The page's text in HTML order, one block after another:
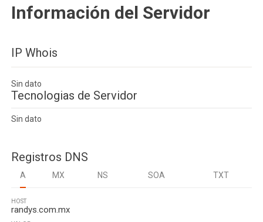
Información del Servidor
IP Whois
Sin dato
Tecnologias de Servidor
Sin dato
Registros DNS
A MX NS SOA TXT
HOST
randys.com.mx